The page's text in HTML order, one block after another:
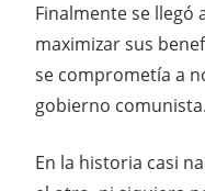
Finalmente se llegó
maximizar sus
se comprometía a
gobierno comunista.
En la historia casi